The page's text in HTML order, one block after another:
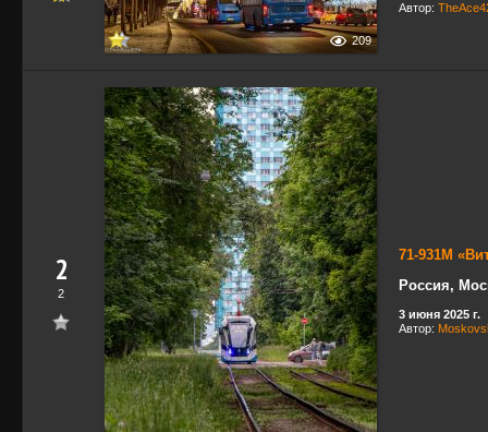
209
Автор:
2
2
71-931М
Россия,
3 июня 2025 г.
Автор: